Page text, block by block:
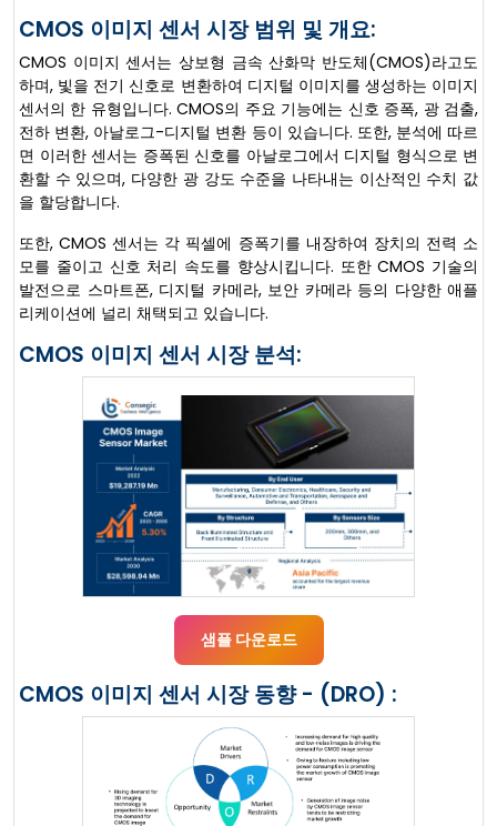
CMOS 이미지 센서 시장 범위 및 개요:
CMOS 이미지 센서는 상보형 금속 산화막 반도체(CMOS)라고도
하며, 빛을 전기 신호로 변환하여 디지털 이미지를 생성하는 이미지
센서의 한 유형입니다. CMOS의 주요 기능에는 신호 증폭, 광 검출,
전하 변환, 아날로그-디지털 변환 등이 있습니다. 또한, 분석에 따르
면 이러한 센서는 증폭된 신호를 아날로그에서 디지털 형식으로 변
환할 수 있으며, 다양한 광 강도 수준을 나타내는 이산적인 수치 값
을 할당합니다.
또한, CMOS 센서는 각 픽셀에 증폭기를 내장하여 장치의 전력 소
모를 줄이고 신호 처리 속도를 향상시킵니다. 또한 CMOS 기술의
발전으로 스마트폰, 디지털 카메라, 보안 카메라 등의 다양한 애플
리케이션에 널리 채택되고 있습니다.
CMOS 이미지 센서 시장 분석:
샘플 다운로드
CMOS 이미지 센서 시장 동향 - (DRO) :